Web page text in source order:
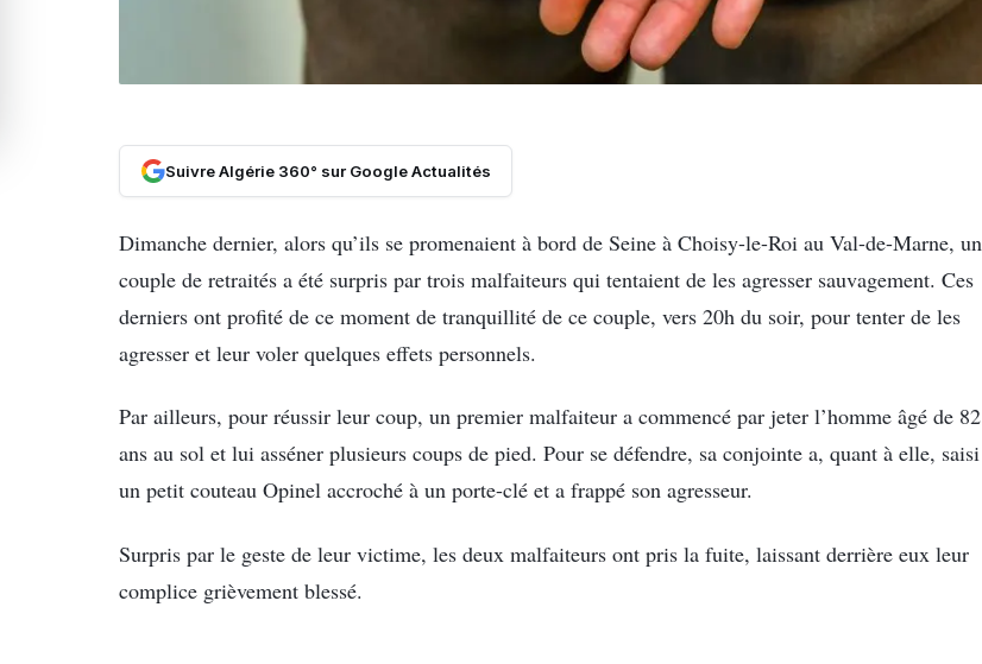
Suivre Algérie 360° sur Google Actualités
Dimanche dernier, alors qu’ils se promenaient à bord de Seine à Choisy-le-Roi au Val-de-Marne, un
couple de retraités a été surpris par trois malfaiteurs qui tentaient de les agresser sauvagement. Ces
derniers ont profité de ce moment de tranquillité de ce couple, vers 20h du soir, pour tenter de les
agresser et leur voler quelques effets personnels.
Par ailleurs, pour réussir leur coup, un premier malfaiteur a commencé par jeter l’homme âgé de 82
ans au sol et lui asséner plusieurs coups de pied. Pour se défendre, sa conjointe a, quant à elle, saisi
un petit couteau Opinel accroché à un porte-clé et a frappé son agresseur.
Surpris par le geste de leur victime, les deux malfaiteurs ont pris la fuite, laissant derrière eux leur
complice grièvement blessé.